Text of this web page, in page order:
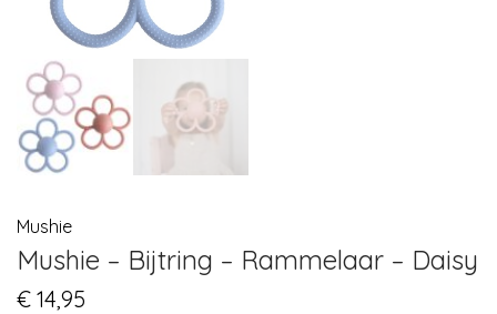
Mushie
Mushie – Bijtring – Rammelaar – Daisy
€ 14,95